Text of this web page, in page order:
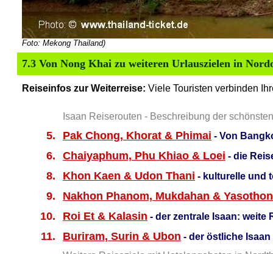
Foto: Mekong Thailand)
7.3 Von Nong Khai zu weiteren Urlauszielen in
Reiseinfos zur Weiterreise: Viele Touristen verbinden
Isaan Reiserouten - Beschreibung der
5. Pak Chong, Khorat & Phimai - Von
6. Chaiyaphum, Phu Khiao & Loei - die
8. Khon Kaen & Udon Thani - kulturelle und
9.
Nakhon Phanom, Mukdahan & Yasothon
10.
Roi Et & Kalasin - der zentrale Isaan: weite
11. Buriram, Surin & Ubon - der östliche